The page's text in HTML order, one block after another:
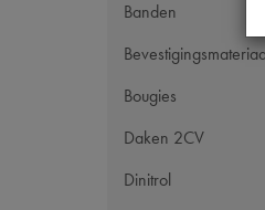
Banden
Bougies
Daken 2CV
Dinitrol